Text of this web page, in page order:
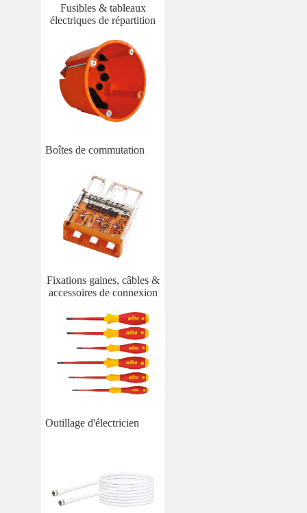
Fusibles & tableaux
électriques de répartition
Boîtes de commutation
Fixations gaines, câbles &
accessoires de connexion
Outillage d'électricien